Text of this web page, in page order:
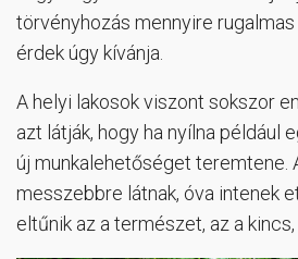
törvényhozás mennyire rugalmas
érdek úgy kívánja.
A helyi lakosok viszont sokszor
azt látják, hogy ha nyílna például
új munkalehetőséget teremtene.
messzebbre látnak, óva intenek
eltűnik az a természet, az a